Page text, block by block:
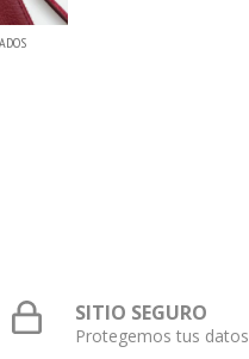
SITIO SEGURO
Protegemos tus datos